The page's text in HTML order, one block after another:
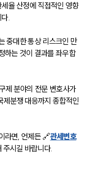
율 산정에 직접적인 영향
.
중대한 통상 리스크인 만
하는 것이 결과를 좌우합
제 분야의 전문 변호사가
제분쟁 대응까지 종합적인
라면, 언제든 🔗관세변호
주시길 바랍니다.